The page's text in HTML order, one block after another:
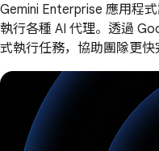
Gemini Enterprise 應用程
執行各種 AI 代理。透過
式執行任務，協助團隊更快